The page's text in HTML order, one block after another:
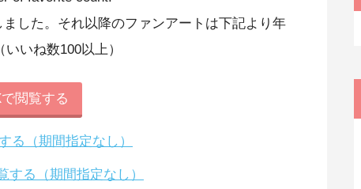
した。それ以降のファンアートは下記より年
いね数100以上）
閲覧する
る（期間指定なし）
る（期間指定なし）